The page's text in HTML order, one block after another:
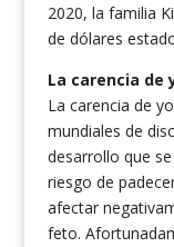
2020, la familia
de dólares
La carencia de
La carencia de
mundiales de
desarrollo que
riesgo de
afectar
feto.